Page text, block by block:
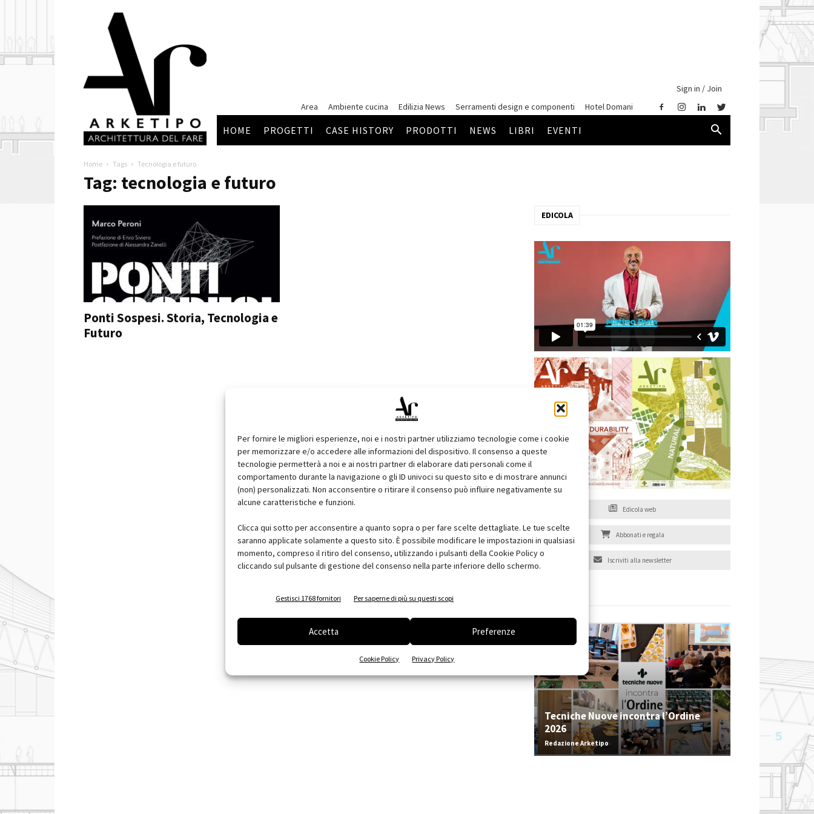
Per fornire le migliori esperienze, noi e i nostri partner utilizziamo tecnologie come i cookie
per memorizzare e/o accedere alle informazioni del dispositivo. Il consenso a queste
tecnologie permetterà a noi e ai nostri partner di elaborare dati personali come il
comportamento durante la navigazione o gli ID univoci su questo sito e di mostrare annunci
(non) personalizzati. Non acconsentire o ritirare il consenso può influire negativamente su
alcune caratteristiche e funzioni.
Clicca qui sotto per acconsentire a quanto sopra o per fare scelte dettagliate. Le tue scelte
saranno applicate solamente a questo sito. È possibile modificare le impostazioni in qualsiasi
momento, compreso il ritiro del consenso, utilizzando i pulsanti della Cookie Policy o
cliccando sul pulsante di gestione del consenso nella parte inferiore dello schermo.
Gestisci 1768 fornitori Per saperne di più su questi scopi
Accetta Preferenze
Cookie Policy Privacy Policy
Arketipo
Sign in / Join
Area
Ambiente cucina Edilizia News Serramenti design e componenti Hotel Domani
HOME PROGETTI CASE HISTORY PRODOTTI NEWS LIBRI EVENTI
Home Tags Tecnologia e futuro
Tag: tecnologia e futuro
Ponti Sospesi. Storia, Tecnologia e
Futuro
EDICOLA
Edicola web
Abbonati e regala
Iscriviti alla newsletter
Tecniche Nuove incontra l’Ordine
2026
Redazione Arketipo